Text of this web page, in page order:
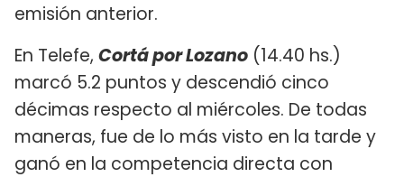
emisión anterior.
En Telefe, Cortá por Lozano (14.40 hs.)
marcó 5.2 puntos y descendió cinco
décimas respecto al miércoles. De todas
maneras, fue de lo más visto en la tarde y
ganó en la competencia directa con